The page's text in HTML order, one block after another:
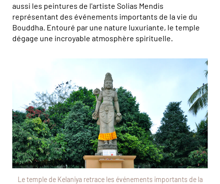
aussi les peintures de l'artiste Solias Mendis
représentant des événements importants de la vie du
Bouddha. Entouré par une nature luxuriante, le temple
dégage une incroyable atmosphère spirituelle.
Le temple de Kelaniya retrace les événements importants de la